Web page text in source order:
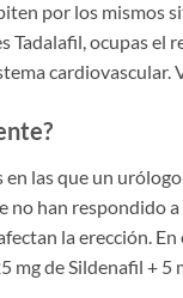
por los mismos
Tadalafil, ocupas el
cardiovascular.
las que un
han respondido
la erección.
mg de Sildenafil +